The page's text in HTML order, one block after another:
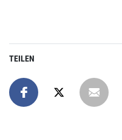
TEILEN